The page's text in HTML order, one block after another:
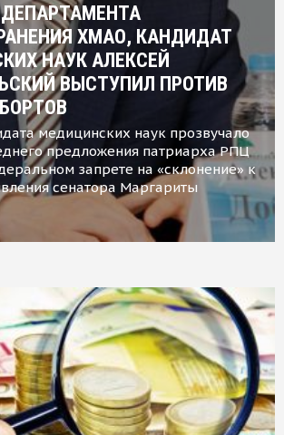
ХМАО, КАНДИДАТ
НАУК АЛЕКСЕЙ
ВЫСТУПИЛ ПРОТИВ
медицинских наук прозвучало
предложения патриарха РПЦ
запрете на «склонение» к
сенатора Маргариты